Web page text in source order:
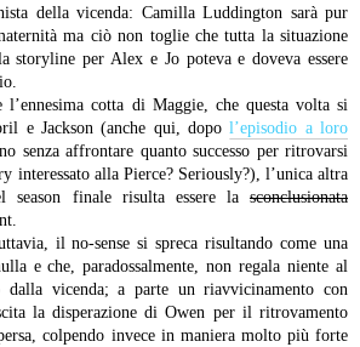
della vicenda: Camilla Luddington sarà pur
ma ciò non toglie che tutta la situazione
storyline per Alex e Jo poteva e doveva essere
l’ennesima cotta di Maggie, che questa volta si
e Jackson (anche qui, dopol’episodio a loro
senza affrontare quanto successo per ritrovarsi
interessato alla Pierce? Seriously?), l’unica altra
season finale risulta essere la sconclusionata
il no-sense si spreca risultando come una
e che, paradossalmente, non regala niente al
dalla vicenda; a parte un riavvicinamento con
la disperazione di Owen per il ritrovamento
colpendo invece in maniera molto più forte